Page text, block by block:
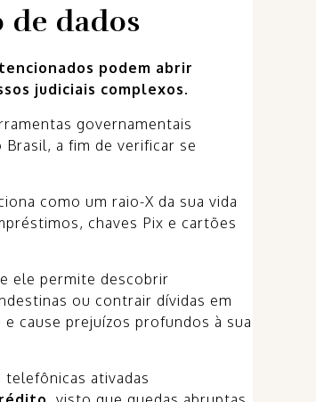
dados
podem abrir
judiciais complexos.
governamentais
Brasil, a fim de verificar se
como um raio-X da sua vida
chaves Pix e cartões
ele permite descobrir
ou contrair dívidas em
cause prejuízos profundos à sua
telefônicas ativadas